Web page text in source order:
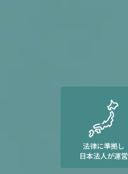
法律に準拠し
日本法人が運営